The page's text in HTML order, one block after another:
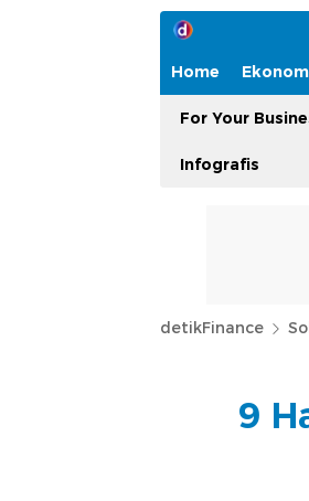
Home
For Your
Infografis
detikFinance
9